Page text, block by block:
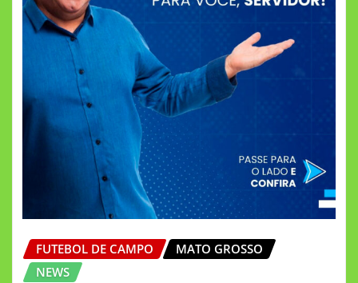
FUTEBOL DE CAMPO
MATO GROSSO
NEWS